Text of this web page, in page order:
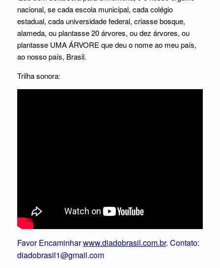
nacional, se cada escola municipal, cada colégio
estadual, cada universidade federal, criasse bosque,
alameda, ou plantasse 20 árvores, ou dez árvores, ou
plantasse UMA ÁRVORE que deu o nome ao meu país,
ao nosso país, Brasil.
Trilha sonora:
Favor Encaminharwww.diadobrasil.com.br. Contato:
diadobrasil1@gmail.com